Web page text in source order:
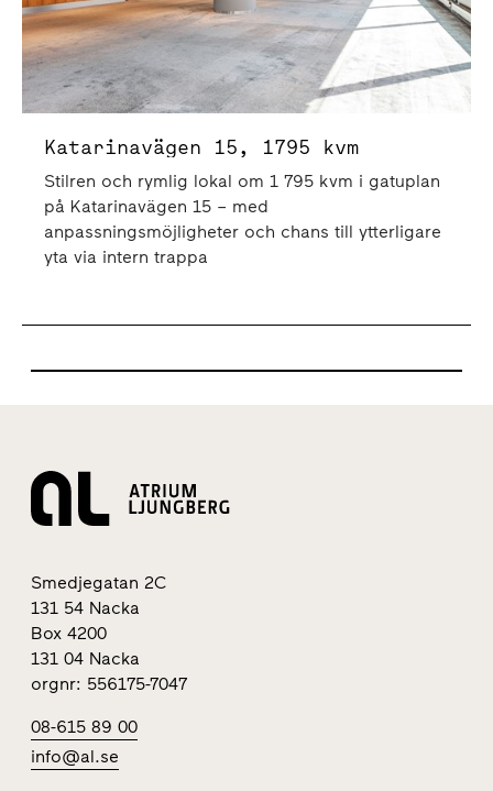
Katarinavägen 15, 1795 kvm
Stilren och rymlig lokal om 1 795 kvm i gatuplan
på Katarinavägen 15 – med
anpassningsmöjligheter och chans till ytterligare
yta via intern trappa
Smedjegatan 2C
131 54 Nacka
Box 4200
131 04 Nacka
orgnr: 556175-7047
08-615 89 00
info@al.se